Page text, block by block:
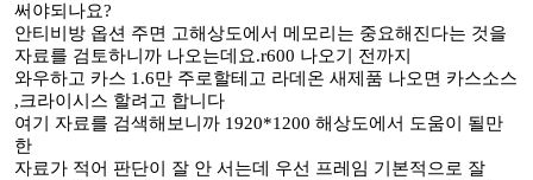
써야되나요?
안티비방 옵션 주면 고해상도에서 메모리는 중요해진다는 것을
자료를 검토하니까 나오는데요.r600 나오기 전까지
와우하고 카스 1.6만 주로할테고 라데온 새제품 나오면 카스소스
,크라이시스 할려고 합니다
여기 자료를 검색해보니까 1920*1200 해상도에서 도움이 될만
한
자료가 적어 판단이 잘 안 서는데 우선 프레임 기본적으로 잘